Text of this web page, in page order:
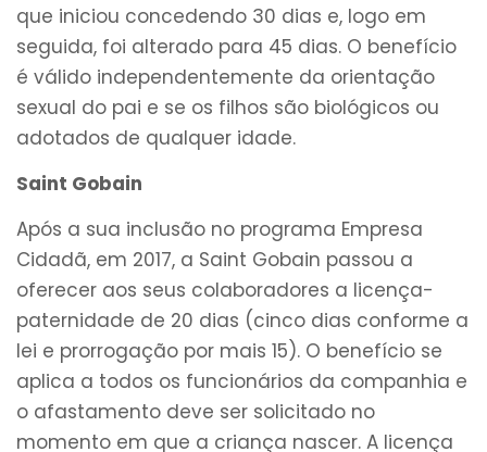
que iniciou concedendo 30 dias e, logo em
seguida, foi alterado para 45 dias. O benefício
é válido independentemente da orientação
sexual do pai e se os filhos são biológicos ou
adotados de qualquer idade.
Saint Gobain
Após a sua inclusão no programa Empresa
Cidadã, em 2017, a Saint Gobain passou a
oferecer aos seus colaboradores a licença-
paternidade de 20 dias (cinco dias conforme a
lei e prorrogação por mais 15). O benefício se
aplica a todos os funcionários da companhia e
o afastamento deve ser solicitado no
momento em que a criança nascer. A licença